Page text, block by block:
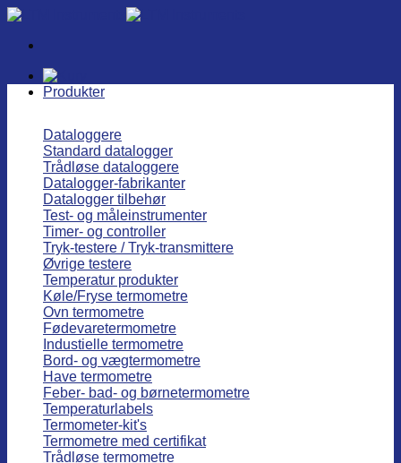
Fortsæt
indhold
Produkter
Dataloggere
Standard datalogger
Trådløse dataloggere
Datalogger-fabrikanter
Datalogger tilbehør
Test- og måleinstrumenter
Timer- og controller
Tryk-testere / Tryk-transmittere
Øvrige testere
Temperatur produkter
Køle/Fryse termometre
Ovn termometre
Fødevaretermometre
Industielle termometre
Bord- og vægtermometre
Have termometre
Feber- bad- og børnetermometre
Temperaturlabels
Termometer-kit's
Termometre med certifikat
Trådløse termometre